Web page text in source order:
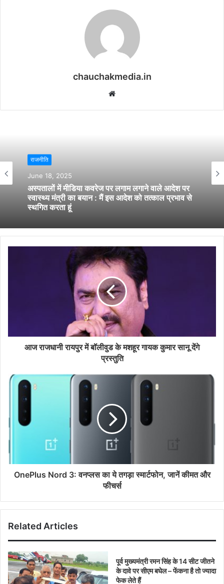
chauchakmedia.in
Website
राजनीति
June 18, 2025
अस्पतालों में मीडिया कवरेज पर लगाम लगाने वाले आदेश पर
स्वास्थ्य मंत्री का बयान : मैं इस आदेश को तत्काल प्रभाव से
स्थगित करता हूं
आज राजधानी रायपुर में बॉलीवुड के मशहूर गायक कुमार सानू देंगे
प्रस्तुति
OnePlus Nord 3: वनप्लस का ये तगड़ा स्मार्टफोन, जानें कीमत और
फीचर्स
Related Articles
पूर्व मुख्यमंत्री रमन सिंह के 14 सीट जीतने
के दावे पर सीएम बघेल – फेंकना है तो ज्यादा
फेक लेते हैं